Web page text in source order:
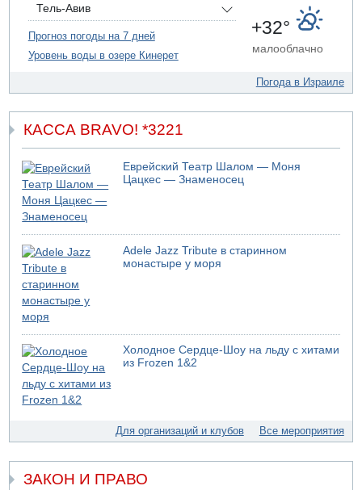
07.08.2026 19:14
Скончался водитель, врезавшийся в стену в
Иерусалиме
07.08.2026 17:57
Тель-Авив
Прогноз погоды на 7 дней
Уровень воды в озере Кинерет
+32°
малооблачно
Погода в Израиле
КАССА BRAVO! *3221
Еврейский Театр Шалом — Моня
Цацкес — Знаменосец
Adele Jazz Tribute в старинном
монастыре у моря
Холодное Сердце-Шоу на льду с хитами
из Frozen 1&2
Для организаций и клубов Все мероприятия
ЗАКОН И ПРАВО